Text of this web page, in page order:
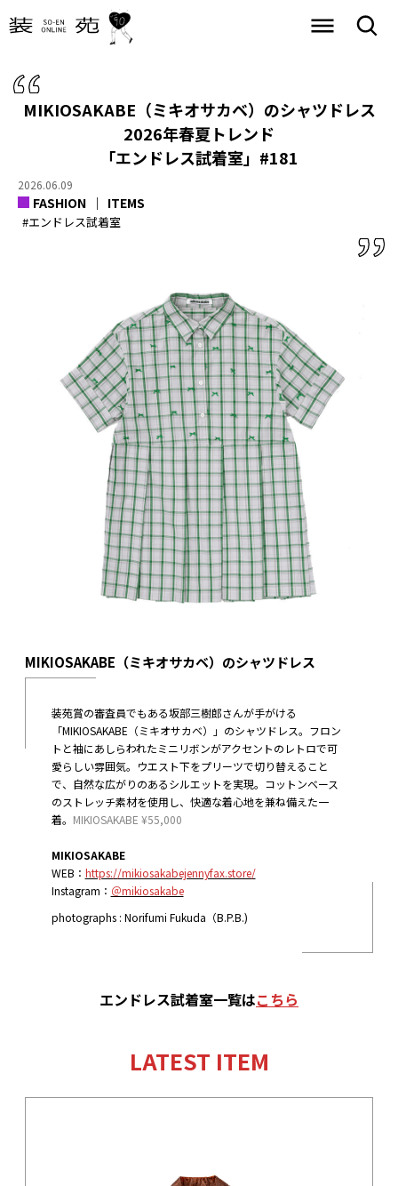
MIKIOSAKABE（ミキオサカベ）のシャツドレス
2026年春夏トレンド
「エンドレス試着室」#181
2026.06.09
FASHION ITEMS
#エンドレス試着室
MIKIOSAKABE（ミキオサカベ）のシャツドレス
装苑賞の審査員でもある坂部三樹郎さんが手がける
「MIKIOSAKABE（ミキオサカベ）」のシャツドレス。​​フロン
トと袖にあしらわれたミニリボンがアクセントのレトロで可
愛らしい雰囲気。ウエスト下をプリーツで切り替えること
で、自然な広がりのあるシルエットを実現。コットンベース
のストレッチ素材を使用し、快適な着心地を兼ね備えた一
着。 MIKIOSAKABE ¥55,000
MIKIOSAKABE
WEB： https://mikiosakabejennyfax.store/
Instagram： ＠mikiosakabe
photographs : Norifumi Fukuda（B.P.B.)
エンドレス試着室一覧はこちら
LATEST ITEM